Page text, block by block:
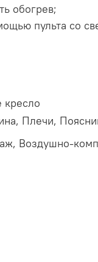
обогрев;
пульта со
Плечи,
Воздушно-